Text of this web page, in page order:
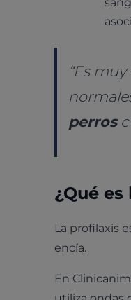
“Es
perros
¿Qué
La profilaxis
encía.
En